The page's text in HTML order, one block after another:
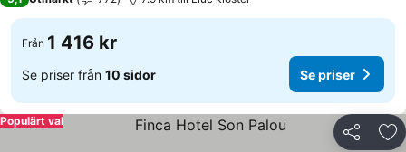
Från 1 416 kr
Se priser från 10 sidor Se priser
Dela
Populärt val